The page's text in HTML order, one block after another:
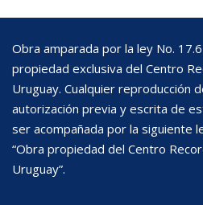
Obra amparada por la ley No.
propiedad exclusiva del Centro
Uruguay. Cualquier reproducción
autorización previa y escrita de
ser acompañada por la siguiente
“Obra propiedad del Centro
Uruguay”.